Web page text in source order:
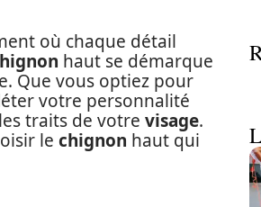
où chaque détail
haut se démarque
Que vous optiez pour
votre personnalité
traits de votre visage.
le chignon haut qui